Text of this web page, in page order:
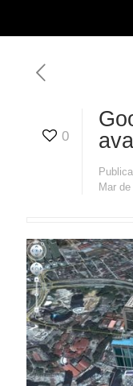
0
Mar